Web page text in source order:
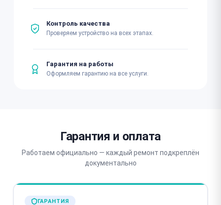
Контроль качества
Проверяем устройство на всех этапах.
Гарантия на работы
Оформляем гарантию на все услуги.
Гарантия и оплата
Работаем официально — каждый ремонт подкреплён
документально
ГАРАНТИЯ